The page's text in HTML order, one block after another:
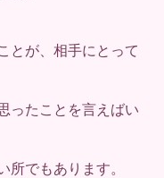
とが、相手にとって
ったことを言えばい
所でもあります。